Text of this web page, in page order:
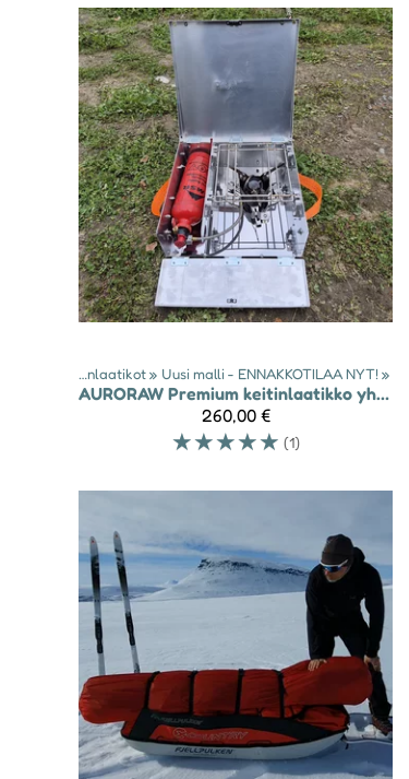
Keitinlaatikot ‪» Uusi malli - ENNAKKOTILAA NYT! ‪»
AURORAW
Premium keitinlaatikko yhdelle keittimelle
260,00 €
☆☆☆☆☆ (1)
Tuotteet ‪»